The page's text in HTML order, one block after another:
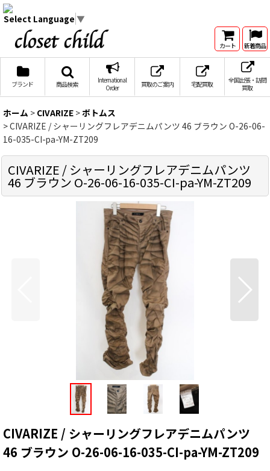
Select Language ▼
カート 新着商品
ブランド 商品検索
International
Order
買取のご案内 宅配買取
全国出張・訪問
買取
ホーム > CIVARIZE >ボトムス
>CIVARIZE / シャーリングフレアデニムパンツ 46 ブラウン O-26-06-
16-035-CI-pa-YM-ZT209
CIVARIZE / シャーリングフレアデニムパンツ
46 ブラウン O-26-06-16-035-CI-pa-YM-ZT209
CIVARIZE / シャーリングフレアデニムパンツ
46 ブラウン O-26-06-16-035-CI-pa-YM-ZT209